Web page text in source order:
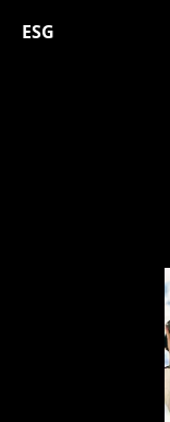
ESG